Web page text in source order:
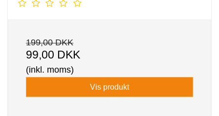
199,00 DKK
99,00 DKK
(inkl. moms)
Vis produkt